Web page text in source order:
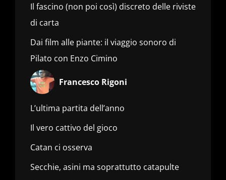
Il fascino (non poi così) discreto delle riviste
di carta
Dai film alle piante: il viaggio sonoro di
Pilato con Enzo Cimino
Francesco Rigoni
L’ultima partita dell’anno
Il vero cattivo del gioco
Catan ci osserva
Secchie, asini ma soprattutto catapulte